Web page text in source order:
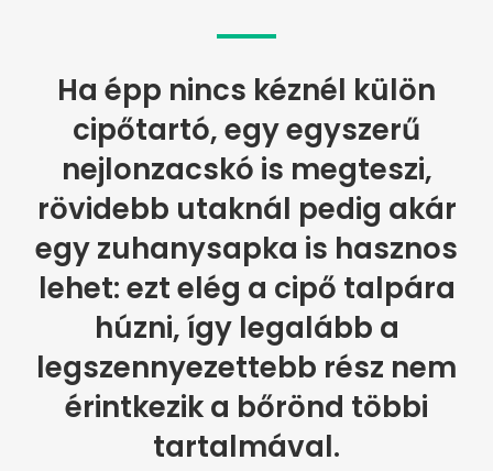
Ha épp nincs kéznél külön
cipőtartó, egy egyszerű
nejlonzacskó is megteszi,
rövidebb utaknál pedig akár
egy zuhanysapka is hasznos
lehet: ezt elég a cipő talpára
húzni, így legalább a
legszennyezettebb rész nem
érintkezik a bőrönd többi
tartalmával.